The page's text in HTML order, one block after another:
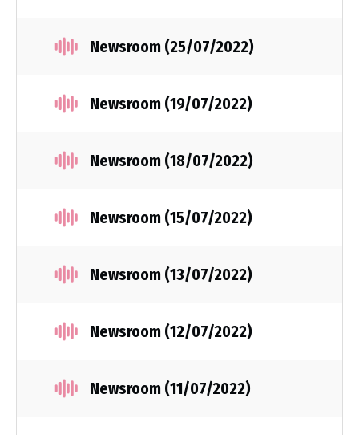
Newsroom (25/07/2022)
Newsroom (19/07/2022)
Newsroom (18/07/2022)
Newsroom (15/07/2022)
Newsroom (13/07/2022)
Newsroom (12/07/2022)
Newsroom (11/07/2022)